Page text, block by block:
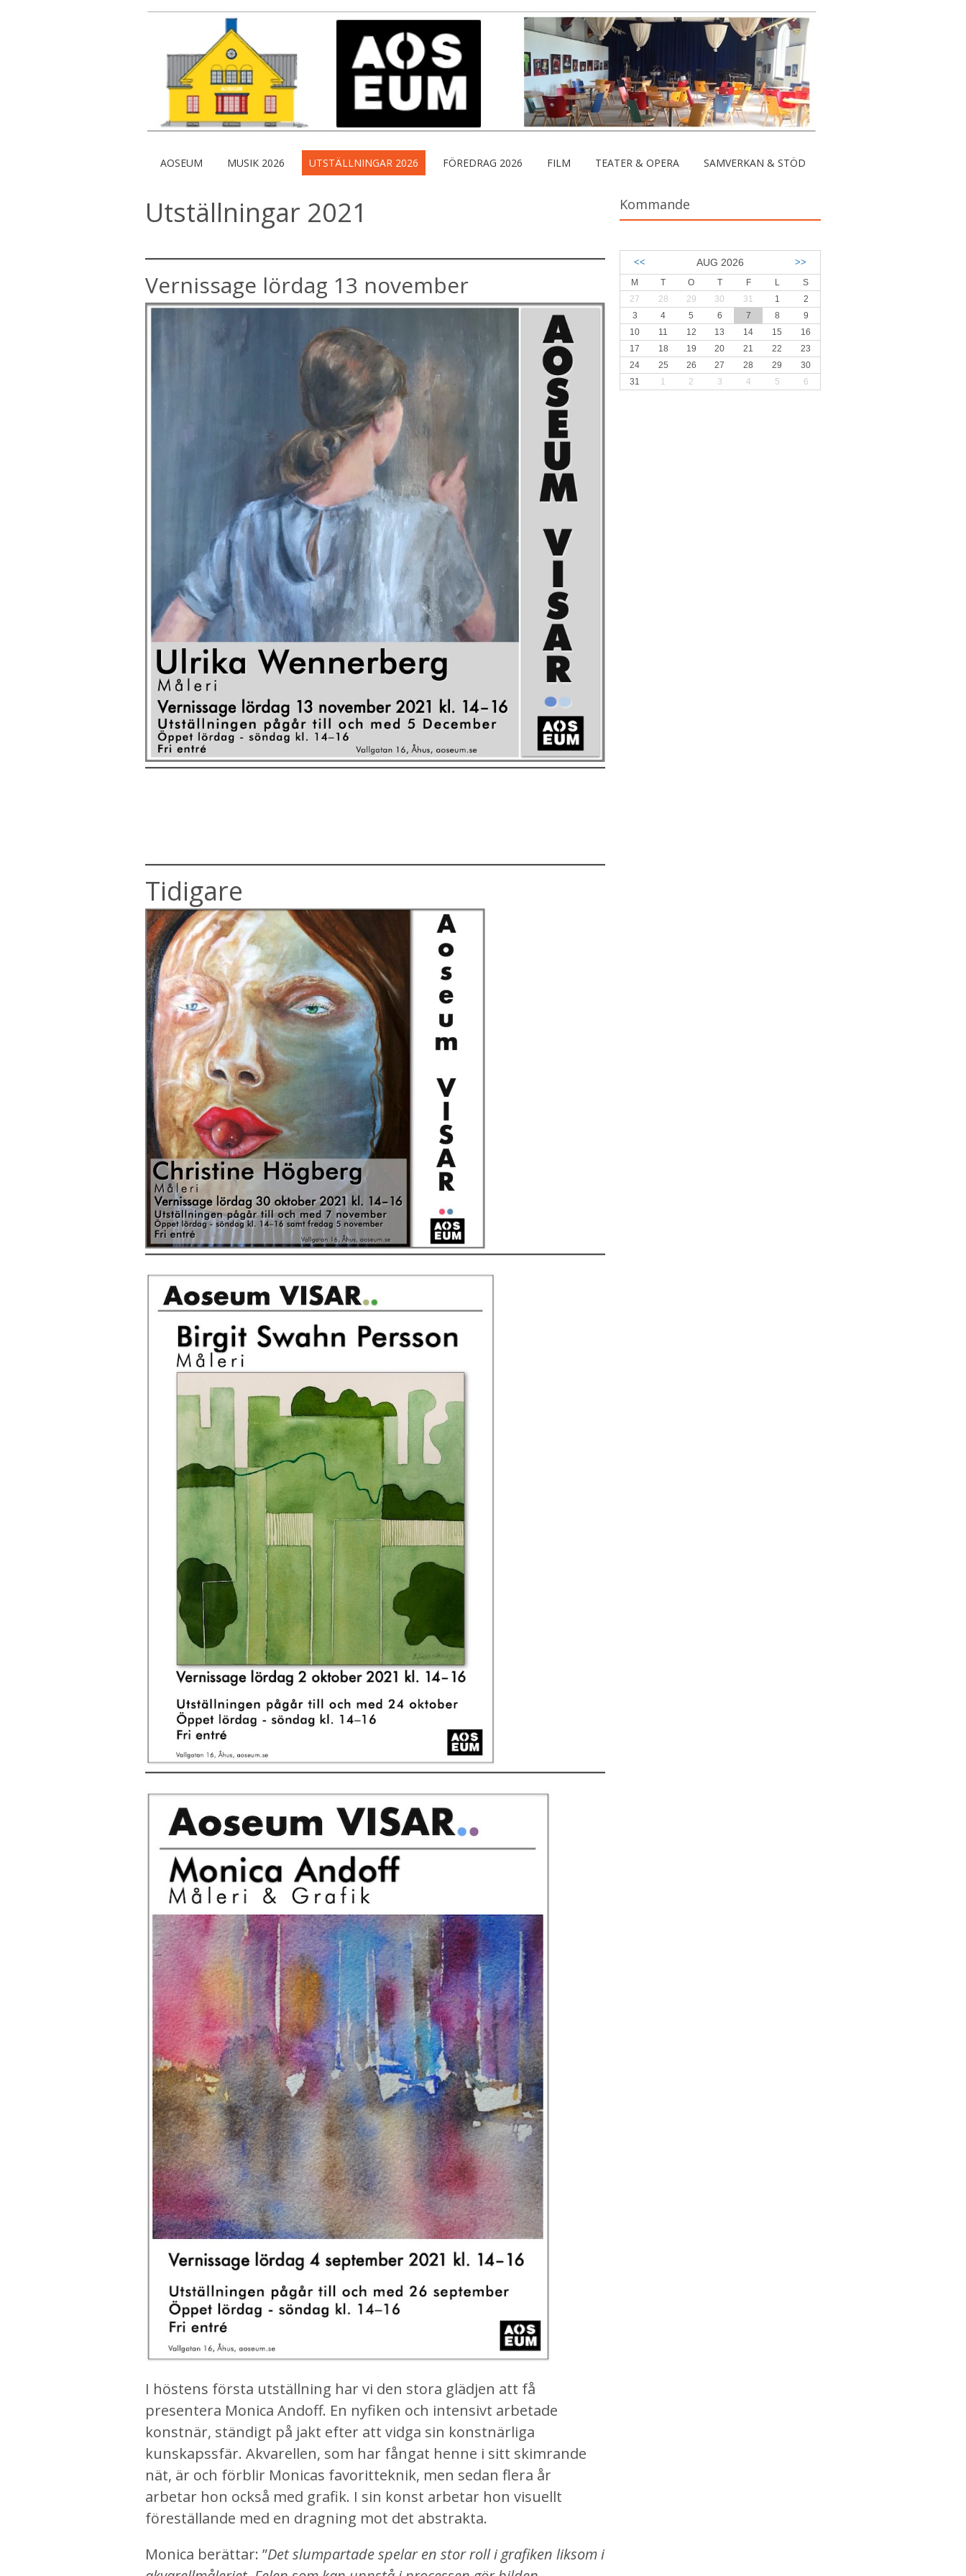
AOSEUM MUSIK 2026 UTSTÄLLNINGAR 2026 FÖREDRAG 2026 FILM TEATER & OPERA SAMVERKAN & STÖD
Utställningar 2021
Vernissage lördag 13 november
Tidigare
I höstens första utställning har vi den stora glädjen att få
presentera Monica Andoff. En nyfiken och intensivt arbetade
konstnär, ständigt på jakt efter att vidga sin konstnärliga
kunskapssfär. Akvarellen, som har fångat henne i sitt skimrande
nät, är och förblir Monicas favoritteknik, men sedan flera år
arbetar hon också med grafik. I sin konst arbetar hon visuellt
föreställande med en dragning mot det abstrakta.
Monica berättar: ”Det slumpartade spelar en stor roll i grafiken liksom i
Kommande
<< AUG 2026 >>
M T O T F L
S
27
28 29 30 31 1
2
3
4 5 6 7 8
9
10
11 12 13 14 15
16
17
18 19 20 21 22
23
24
25 26 27 28 29
30
31
1 2 3 4 5 6